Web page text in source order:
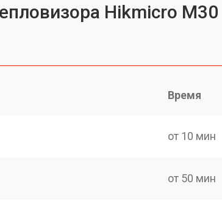
Hikmicro M30
Время
от 10 мин
от 50 мин